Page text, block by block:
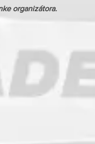
organizátora.